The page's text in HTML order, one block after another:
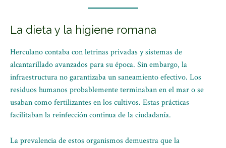
La dieta y la higiene romana
Herculano contaba con letrinas privadas y sistemas de
alcantarillado avanzados para su época. Sin embargo, la
infraestructura no garantizaba un saneamiento efectivo. Los
residuos humanos probablemente terminaban en el mar o se
usaban como fertilizantes en los cultivos. Estas prácticas
facilitaban la reinfección continua de la ciudadanía.
La prevalencia de estos organismos demuestra que la